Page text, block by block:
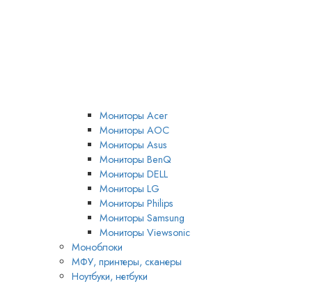
Мониторы Acer
Мониторы AOC
Мониторы Asus
Мониторы BenQ
Мониторы DELL
Мониторы LG
Мониторы Philips
Мониторы Samsung
Мониторы Viewsonic
Моноблоки
МФУ, принтеры, сканеры
Ноутбуки, нетбуки